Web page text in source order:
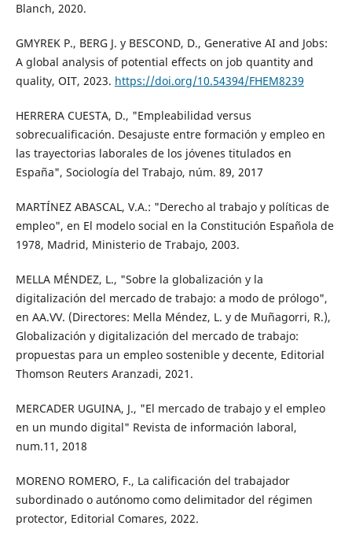
Blanch, 2020.
GMYREK P., BERG J. y BESCOND, D., Generative AI and Jobs:
A global analysis of potential effects on job quantity and
quality, OIT, 2023. https://doi.org/10.54394/FHEM8239
HERRERA CUESTA, D., "Empleabilidad versus
sobrecualificación. Desajuste entre formación y empleo en
las trayectorias laborales de los jóvenes titulados en
España", Sociología del Trabajo, núm. 89, 2017
MARTÍNEZ ABASCAL, V.A.: "Derecho al trabajo y políticas de
empleo", en El modelo social en la Constitución Española de
1978, Madrid, Ministerio de Trabajo, 2003.
MELLA MÉNDEZ, L., "Sobre la globalización y la
digitalización del mercado de trabajo: a modo de prólogo",
en AA.VV. (Directores: Mella Méndez, L. y de Muñagorri, R.),
Globalización y digitalización del mercado de trabajo:
propuestas para un empleo sostenible y decente, Editorial
Thomson Reuters Aranzadi, 2021.
MERCADER UGUINA, J., "El mercado de trabajo y el empleo
en un mundo digital" Revista de información laboral,
num.11, 2018
MORENO ROMERO, F., La calificación del trabajador
subordinado o autónomo como delimitador del régimen
protector, Editorial Comares, 2022.